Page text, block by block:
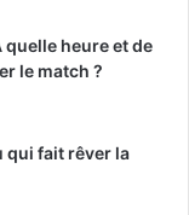
quelle heure et de
le match ?
qui fait rêver la